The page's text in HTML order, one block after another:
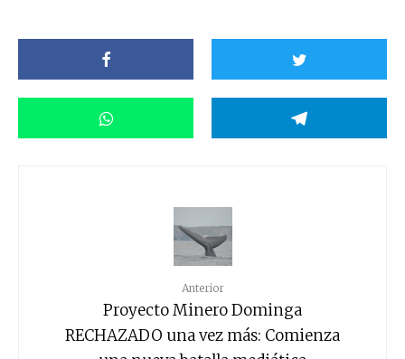
Anterior
Proyecto Minero Dominga
RECHAZADO una vez más: Comienza